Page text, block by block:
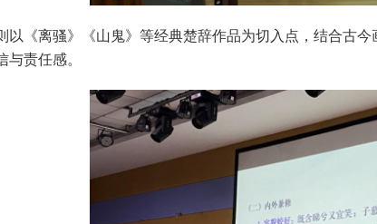
以《离骚》《山鬼》等经典楚辞作品为切入点，结合古
与责任感。